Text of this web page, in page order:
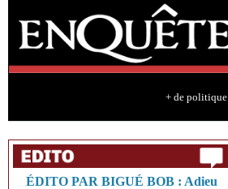
+ de politique
ÉDITO PAR BIGUÉ BOB : Adieu